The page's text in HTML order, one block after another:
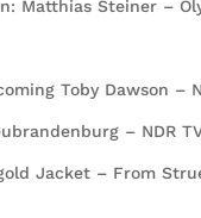
Matthias Steiner –
Toby Dawson –
– NDR
Jacket – From